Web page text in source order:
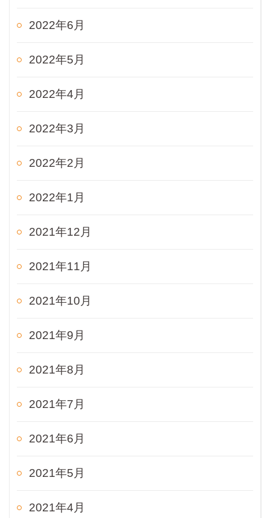
2022年6月
2022年5月
2022年4月
2022年3月
2022年2月
2022年1月
2021年12月
2021年11月
2021年10月
2021年9月
2021年8月
2021年7月
2021年6月
2021年5月
2021年4月